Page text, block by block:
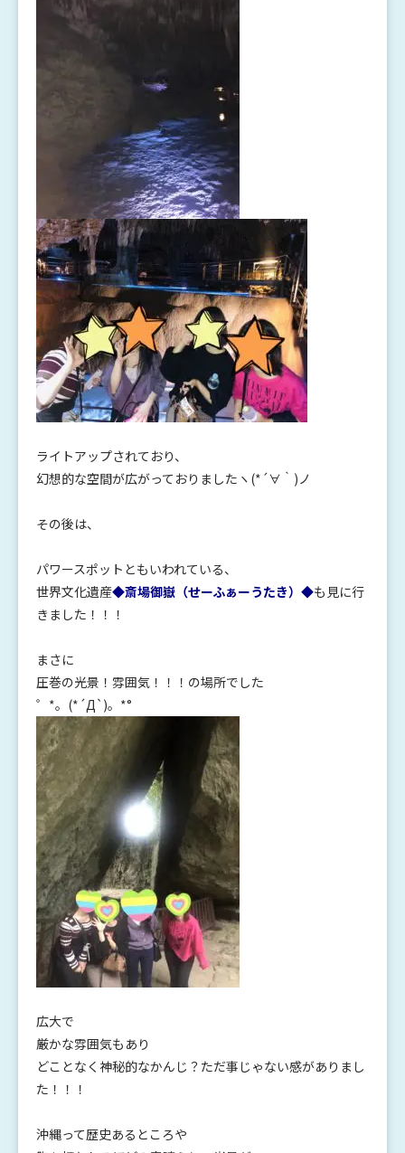
ライトアップされており、
幻想的な空間が広がっておりましたヽ(*´∀｀)ノ
その後は、
パワースポットともいわれている、
世界文化遺産◆斎場御嶽（せーふぁーうたき）◆も見に行
きました！！！
まさに
圧巻の光景！雰囲気！！！の場所でした
゜*。(*´Д`)。*°
広大で
厳かな雰囲気もあり
どことなく神秘的なかんじ？ただ事じゃない感がありまし
た！！！
沖縄って歴史あるところや